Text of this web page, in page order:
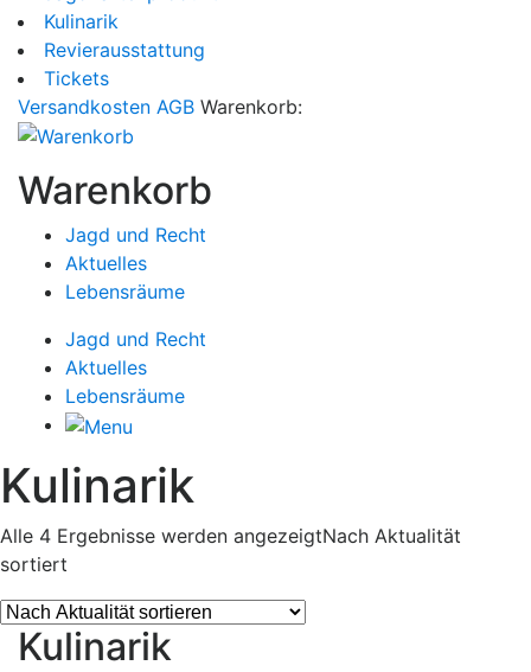
Kulinarik
Revierausstattung
Tickets
Versandkosten AGB Warenkorb:
Warenkorb
Jagd und Recht
Aktuelles
Lebensräume
Jagd und Recht
Aktuelles
Lebensräume
Kulinarik
Alle 4 Ergebnisse werden angezeigtNach Aktualität
sortiert
Kulinarik